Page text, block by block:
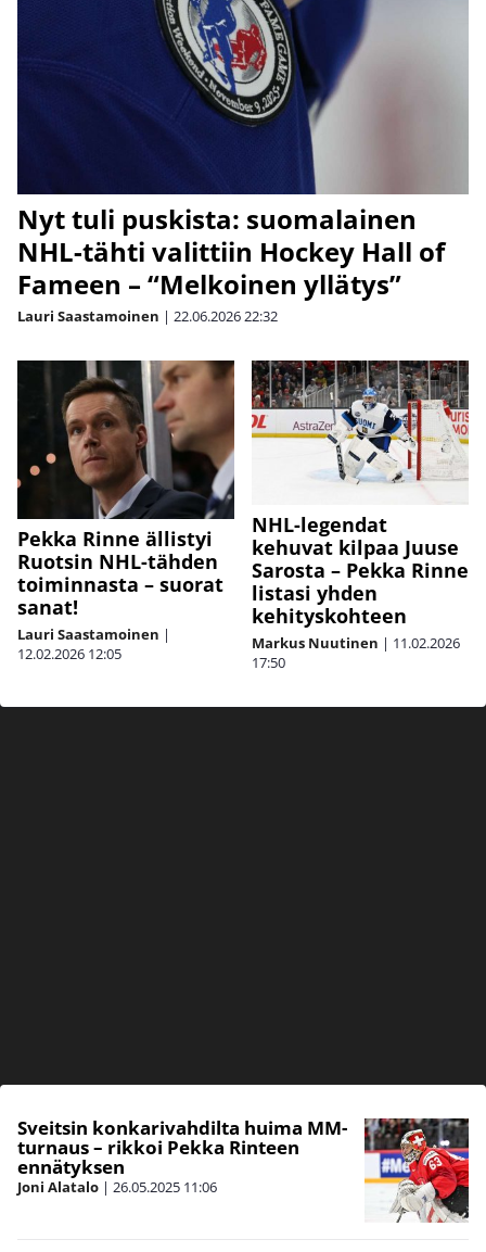
Nyt tuli puskista: suomalainen
NHL-tähti valittiin Hockey Hall of
Fameen – “Melkoinen yllätys”
Lauri Saastamoinen | 22.06.202622:32
Pekka Rinne ällistyi
Ruotsin NHL-tähden
toiminnasta – suorat
sanat!
Lauri Saastamoinen |
12.02.2026 12:05
NHL-legendat
kehuvat kilpaa Juuse
Sarosta – Pekka Rinne
listasi yhden
kehityskohteen
Markus Nuutinen | 11.02.2026
17:50
Sveitsin konkarivahdilta huima MM-
turnaus – rikkoi Pekka Rinteen
ennätyksen
Joni Alatalo | 26.05.2025 11:06